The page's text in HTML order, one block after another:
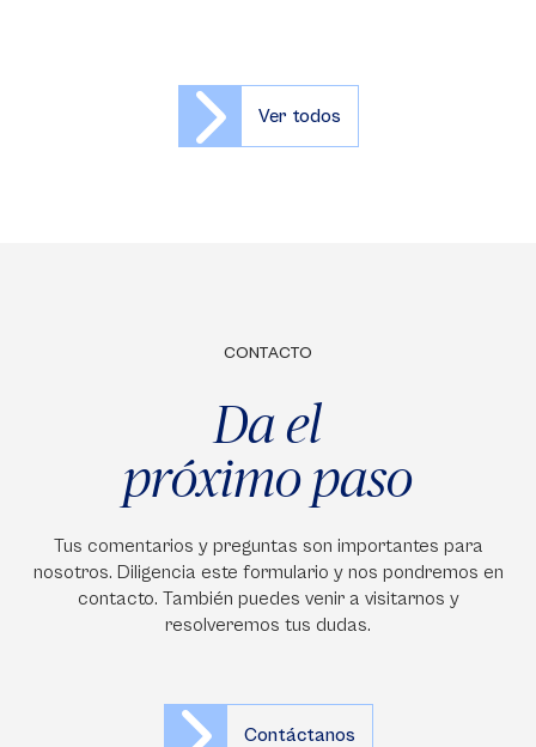
Ver todos
CONTACTO
Da el
próximo paso
Tus comentarios y preguntas son importantes para
nosotros. Diligencia este formulario y nos pondremos en
contacto. También puedes venir a visitarnos y
resolveremos tus dudas.
Contáctanos